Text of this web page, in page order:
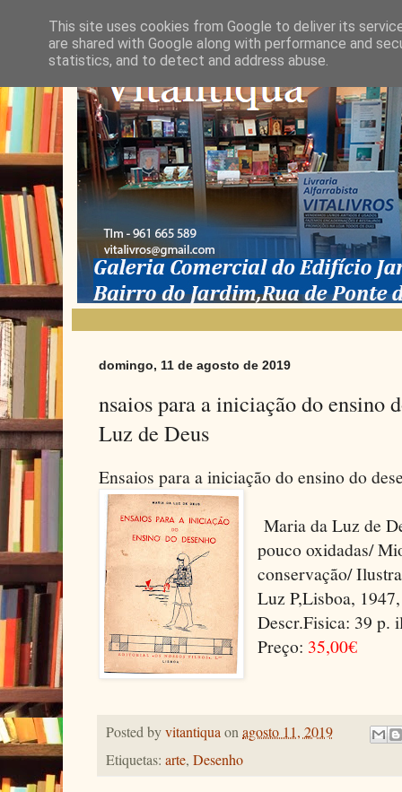
domingo, 11 de agosto de 2019
nsaios para a iniciação do ensino
Luz de Deus
Ensaios para a iniciação do ensino do
Maria da Luz de
pouco oxidadas/
conservação/
Luz P,Lisboa,
Descr.Fisica: 39
Preço: 35,00€
Posted byvitantiquaonagosto 11, 2019
Etiquetas: arte, Desenho
This site uses cookies from Google to deliver its
are shared with Google along with performance and
statistics, and to detect and address abuse.